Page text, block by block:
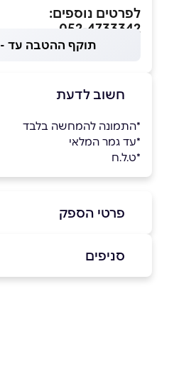
לפרטים נוספים:
052-4733342
תוקף ההטבה עד - 06.09.2026
חשוב לדעת
*התמונה להמחשה בלבד
*עד גמר המלאי
*ט.ל.ח
פרטי הספק
סניפים